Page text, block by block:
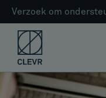
Verzoek om